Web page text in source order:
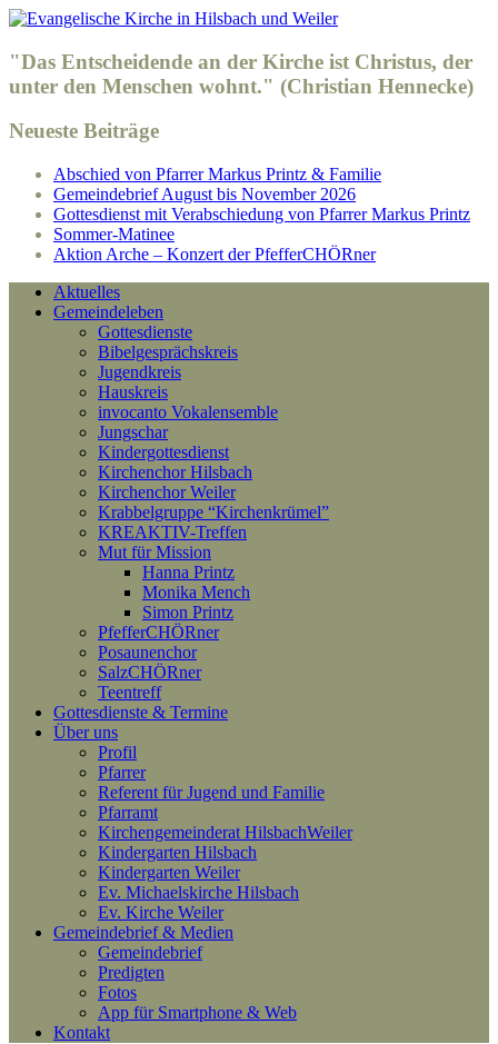
"Das Entscheidende an der Kirche ist Christus, der
unter den Menschen wohnt." (Christian Hennecke)
Neueste Beiträge
Abschied von Pfarrer Markus Printz & Familie
Gemeindebrief August bis November 2026
Gottesdienst mit Verabschiedung von Pfarrer Markus Printz
Sommer-Matinee
Aktion Arche – Konzert der PfefferCHÖRner
Aktuelles
Gemeindeleben
Gottesdienste
Bibelgesprächskreis
Jugendkreis
Hauskreis
invocanto Vokalensemble
Jungschar
Kindergottesdienst
Kirchenchor Hilsbach
Kirchenchor Weiler
Krabbelgruppe “Kirchenkrümel”
KREAKTIV-Treffen
Mut für Mission
Hanna Printz
Monika Mench
Simon Printz
PfefferCHÖRner
Posaunenchor
SalzCHÖRner
Teentreff
Gottesdienste & Termine
Über uns
Profil
Pfarrer
Referent für Jugend und Familie
Pfarramt
Kirchengemeinderat HilsbachWeiler
Kindergarten Hilsbach
Kindergarten Weiler
Ev. Michaelskirche Hilsbach
Ev. Kirche Weiler
Gemeindebrief & Medien
Gemeindebrief
Predigten
Fotos
App für Smartphone & Web
Kontakt